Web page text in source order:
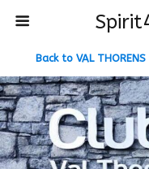
Back to VAL